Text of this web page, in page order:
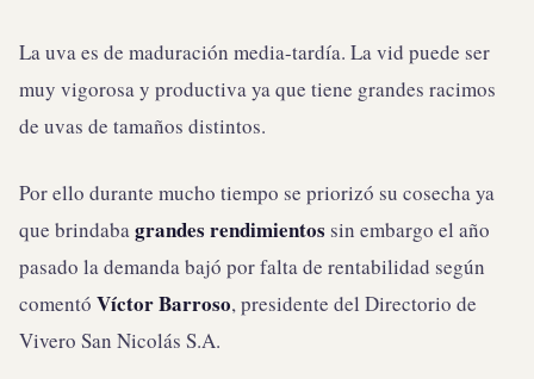
La uva es de maduración media-tardía. La vid puede ser
muy vigorosa y productiva ya que tiene grandes racimos
de uvas de tamaños distintos.
Por ello durante mucho tiempo se priorizó su cosecha ya
que brindabagrandes rendimientos sin embargo el año
pasado la demanda bajó por falta de rentabilidad según
comentó Víctor Barroso, presidente del Directorio de
Vivero San Nicolás S.A.